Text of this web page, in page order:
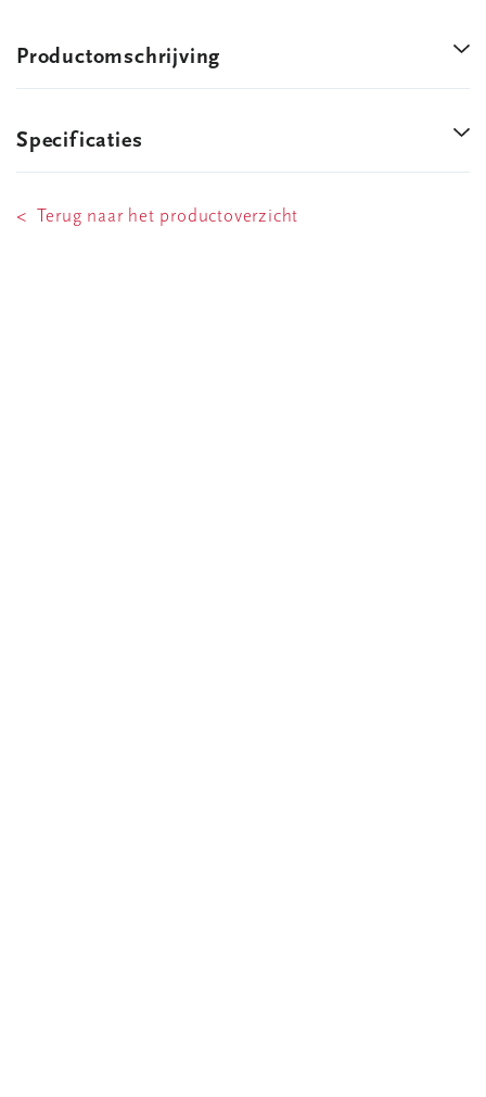
Productomschrijving
Specificaties
< Terug naar het productoverzicht